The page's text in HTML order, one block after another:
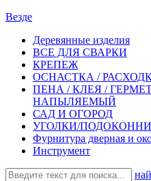
Везде
Деревянные изделия
ВСЕ ДЛЯ СВАРКИ
КРЕПЕЖ
ОСНАСТКА /
ПЕНА / КЛЕЯ /
НАПЫЛЯЕМЫЙ
САД И ОГОРОД
УГОЛКИ/
Фурнитура дверная и
Инструмент